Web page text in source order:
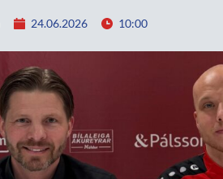
24.06.2026 10:00